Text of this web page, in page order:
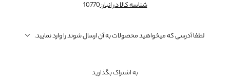
شناسه کالا در انبار:10770
لطفا آدرسی که میخواهید محصولات به آن ارسال شوند را وارد نمایید.
به اشتراک بگذارید